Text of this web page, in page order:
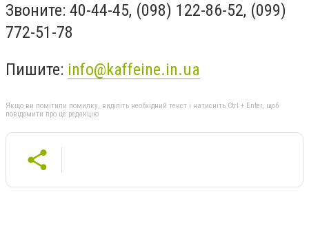
Звоните: 40-44-45, (098) 122-86-52, (099)
772-51-78
Пишите: info@kaffeine.in.ua
Якщо ви помітили помилку, виділіть необхідний текст і натисніть Ctrl + Enter, щоб
повідомити про це редакцію